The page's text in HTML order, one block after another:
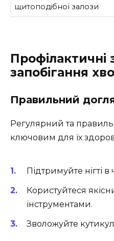
щитоподібної залози
Профілактичні
запобігання
Правильний
Регулярний та
ключовим для їх
Підтримуйте нігті в
Користуйтеся
інструментами.
Зволожуйте